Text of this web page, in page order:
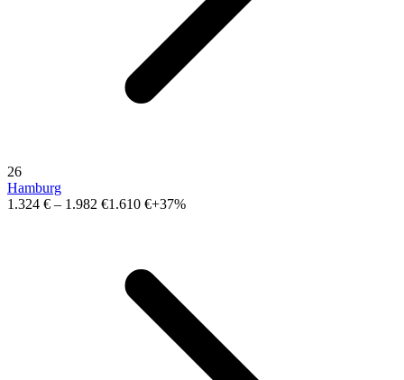
26
Hamburg
1.324 € – 1.982 €1.610 €+37%